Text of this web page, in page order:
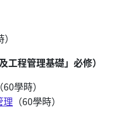
工程管理基礎」必修）
（60學時）
理 （60學時）